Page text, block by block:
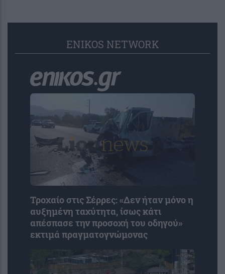
ENIKOS NETWORK
Τροχαίο στις Σέρρες: «Δεν ήταν μόνο η
αυξημένη ταχύτητα, ίσως κάτι
απέσπασε την προσοχή του οδηγού»
εκτιμά πραγματογνώμονας